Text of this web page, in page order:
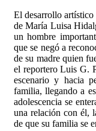
El desarrollo
de María Luisa
un hombre
que se negó a
de su madre quien
el reportero Luis G.
escenario y hacia
familia, llegando a
adolescencia se
una relación con él,
de que su familia se